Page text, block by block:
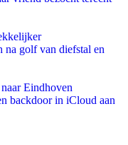
na golf van diefstal en
Eindhoven
backdoor in iCloud aan